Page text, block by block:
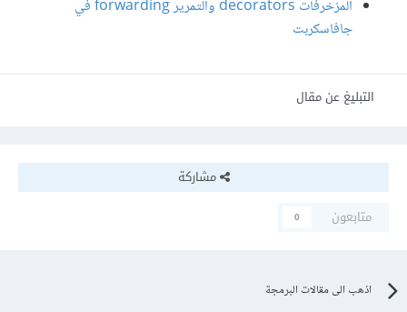
المزخرفات decorators والتمرير forwarding في
جافاسكربت
التبليغ عن مقال
مشاركة
متابعون
0
اذهب الى مقالات البرمجة